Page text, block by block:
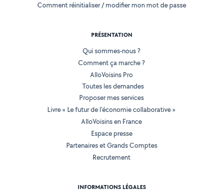
Comment réinitialiser / modifier mon mot de passe
PRÉSENTATION
Qui sommes-nous ?
Comment ça marche ?
AlloVoisins Pro
Toutes les demandes
Proposer mes services
Livre « Le futur de l'économie collaborative »
AlloVoisins en France
Espace presse
Partenaires et Grands Comptes
Recrutement
INFORMATIONS LÉGALES